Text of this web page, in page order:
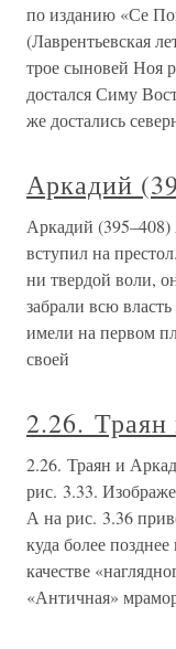
по изданию «Се
(Лаврентьевская
трое сыновей Ноя
достался Симу
же достались
Аркадий
Аркадий (395–408)
вступил на
ни твердой воли,
забрали всю
имели на первом
своей
2.26.
2.26. Траян и
рис. 3.33.
А на рис. 3.36
куда более
качестве
«Античная»